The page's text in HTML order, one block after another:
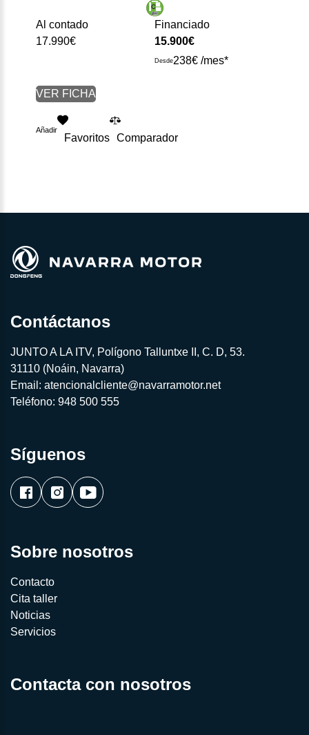
Al contado
17.990€
Financiado
15.900€
Desde238€ /mes*
VER FICHA
Añadir
Favoritos Comparador
Contáctanos
JUNTO A LA ITV, Polígono Talluntxe II, C. D, 53.
31110 (Noáin, Navarra)
Email: atencionalcliente@navarramotor.net
Teléfono: 948 500 555
Síguenos
Sobre nosotros
Contacto
Cita taller
Noticias
Servicios
Contacta con nosotros